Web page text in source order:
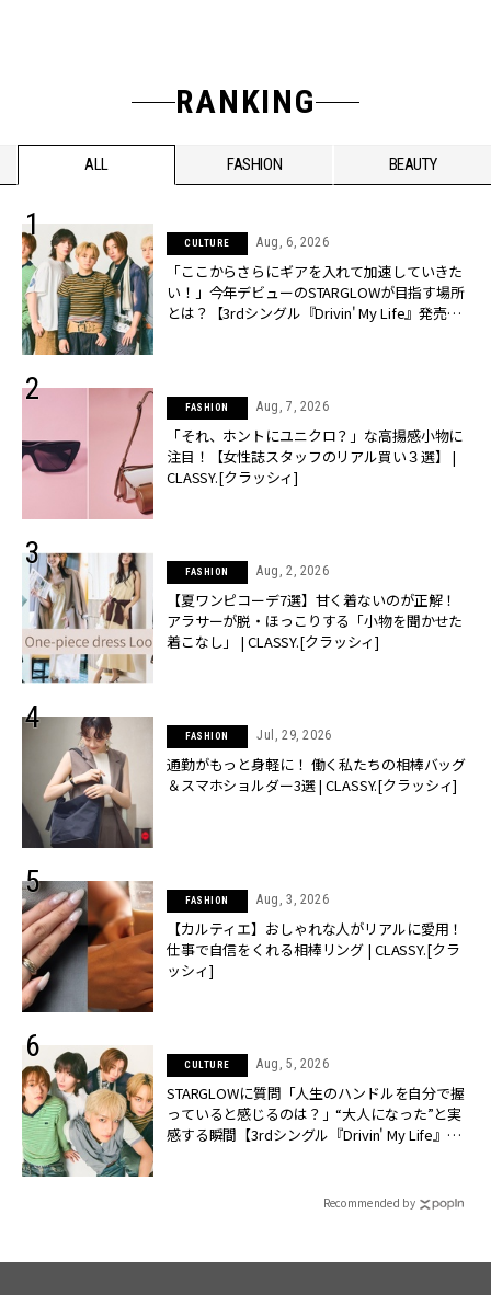
RANKING
ALL FASHION BEAUTY
CULTURE Aug, 6, 2026
「ここからさらにギアを入れて加速していきた
い！」今年デビューのSTARGLOWが目指す場所
とは？【3rdシングル『Drivin' My Life』発売】 |
FASHION Aug, 7, 2026
「それ、ホントにユニクロ？」な高揚感小物に
注目！【女性誌スタッフのリアル買い３選】 |
CLASSY.[クラッシィ]
FASHION Aug, 2, 2026
【夏ワンピコーデ7選】甘く着ないのが正解！
アラサーが脱・ほっこりする「小物を聞かせた
着こなし」 | CLASSY.[クラッシィ]
FASHION Jul, 29, 2026
通勤がもっと身軽に！ 働く私たちの相棒バッグ
＆スマホショルダー3選 | CLASSY.[クラッシィ]
FASHION Aug, 3, 2026
【カルティエ】おしゃれな人がリアルに愛用！
仕事で自信をくれる相棒リング | CLASSY.[クラ
ッシィ]
CULTURE Aug, 5, 2026
STARGLOWに質問「人生のハンドルを自分で握
っていると感じるのは？」“大️人になった”と実
感する瞬間【3rdシングル『Drivin' My Life』発
Recommended by